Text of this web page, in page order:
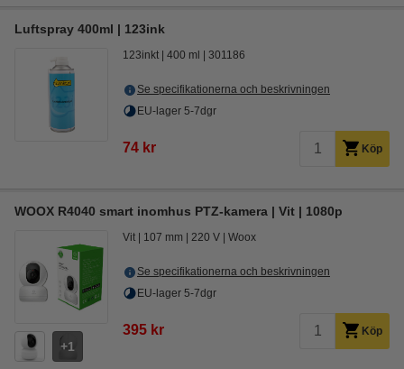
Luftspray 400ml | 123ink
123inkt 400 ml 301186
Se specifikationerna och beskrivningen
EU-lager 5-7dgr
74 kr Köp
WOOX R4040 smart inomhus PTZ-kamera | Vit | 1080p
1
Vit 107 mm 220 V Woox
Se specifikationerna och beskrivningen
EU-lager 5-7dgr
395 kr Köp